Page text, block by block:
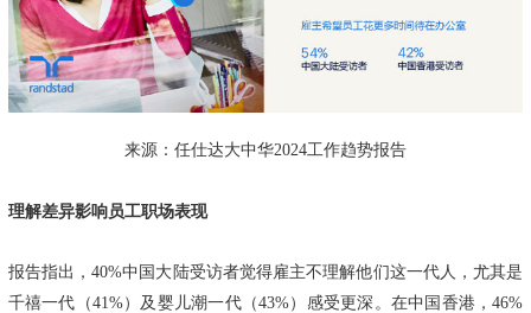
来源：任仕达大中华2024工作趋势报告
理解差异影响员工职场表现
报告指出，40%中国大陆受访者觉得雇主不理解他们这一代人，尤其是
千禧一代（41%）及婴儿潮一代（43%）感受更深。在中国香港，46%